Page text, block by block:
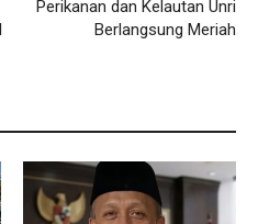
Perikanan dan Kelautan Unri
Berlangsung Meriah